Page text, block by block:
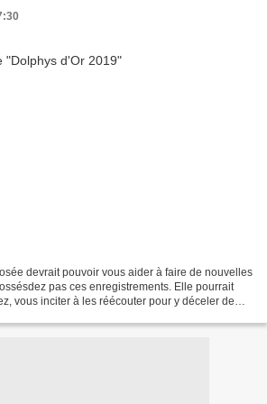
devrait pouvoir vous aider à faire de nouvelles
pas ces enregistrements. Elle pourrait
vous inciter à les réécouter pour y déceler de